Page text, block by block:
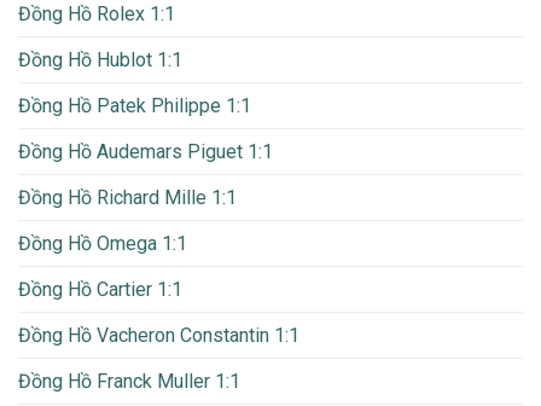
Đồng Hồ Rolex 1:1
Đồng Hồ Hublot 1:1
Đồng Hồ Patek Philippe 1:1
Đồng Hồ Audemars Piguet 1:1
Đồng Hồ Richard Mille 1:1
Đồng Hồ Omega 1:1
Đồng Hồ Cartier 1:1
Đồng Hồ Vacheron Constantin 1:1
Đồng Hồ Franck Muller 1:1